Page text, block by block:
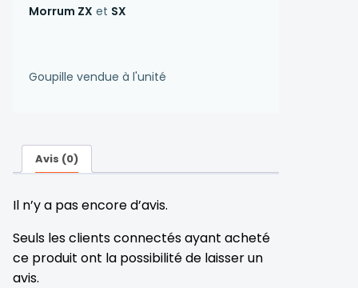
Morrum ZX et SX
Goupille vendue à l'unité
Avis (0)
Il n’y a pas encore d’avis.
Seuls les clients connectés ayant acheté
ce produit ont la possibilité de laisser un
avis.